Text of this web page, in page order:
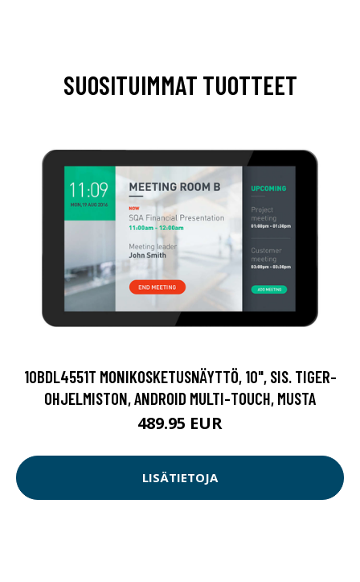
SUOSITUIMMAT TUOTTEET
10BDL4551T MONIKOSKETUSNÄYTTÖ, 10", SIS. TIGER-
OHJELMISTON, ANDROID MULTI-TOUCH, MUSTA
489.95 EUR
LISÄTIETOJA